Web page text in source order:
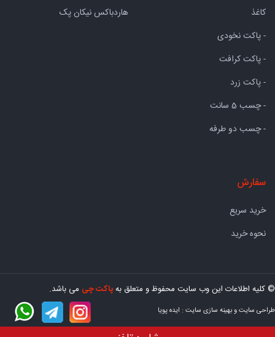
کاغذ
- پاکت نخودی
- پاکت کرافت
- پاکت زرد
- چسب 5 سانت
- چسب دو طرفه
هاردباکس نیکان پک
سفارش
خرید سریع
نحوه خرید
© کلیه اطلاعات این وب سایت محفوظ و متعلق بهپاکت چی می باشد.
طراحی سایتوبهینه سازی سایت : ایده پویا